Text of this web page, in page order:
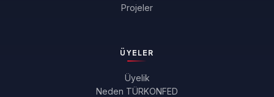
Projeler
ÜYELER
Üyelik
Neden TÜRKONFED